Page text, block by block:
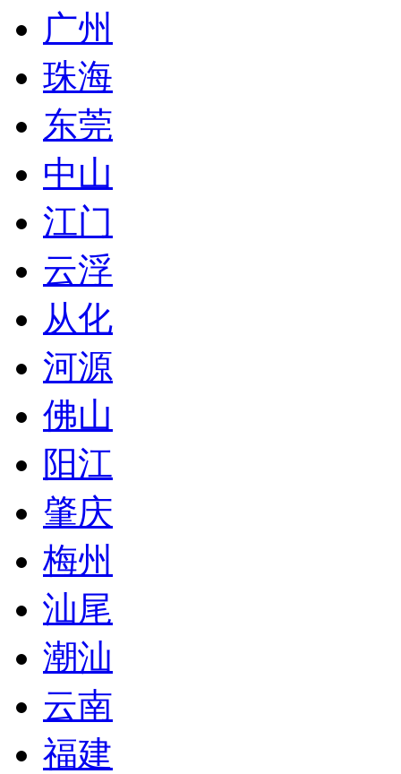
广州
珠海
东莞
中山
江门
云浮
从化
河源
佛山
阳江
肇庆
梅州
汕尾
潮汕
云南
福建